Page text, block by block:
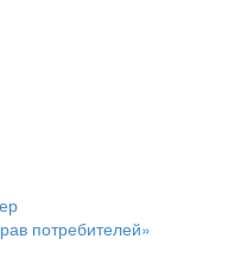
потребителей»